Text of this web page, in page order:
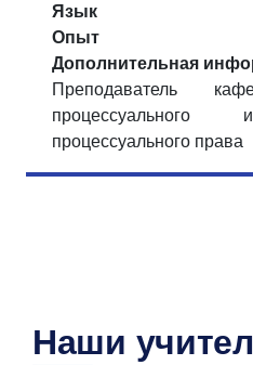
Язык
Опыт
Дополнительная
Преподаватель
процессуального
процессуального права
Наши